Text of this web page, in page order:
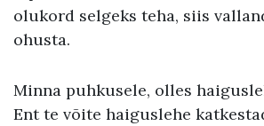
olukord selgeks teha, siis
ohusta.
Minna puhkusele, olles
Ent te võite haiguslehe